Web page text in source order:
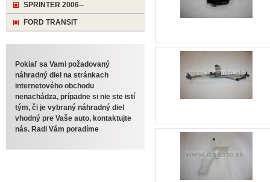
SPRINTER 2006--
FORD TRANSIT
Pokiaľ sa Vami požadovaný
náhradný diel na stránkach
internetového obchodu
nenachádza, prípadne si nie ste istí
tým, či je vybraný náhradný diel
vhodný pre Vaše auto, kontaktujte
nás. Radi Vám poradíme